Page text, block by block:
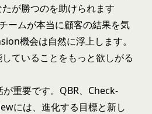
が勝つのを助けられます
ームが本当に顧客の結果を気
機会は自然に浮上します。
ていることをもっと欲しがる
重要です。QBR、Check-
には、進化する目標と新し